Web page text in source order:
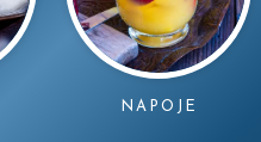
NAPOJE